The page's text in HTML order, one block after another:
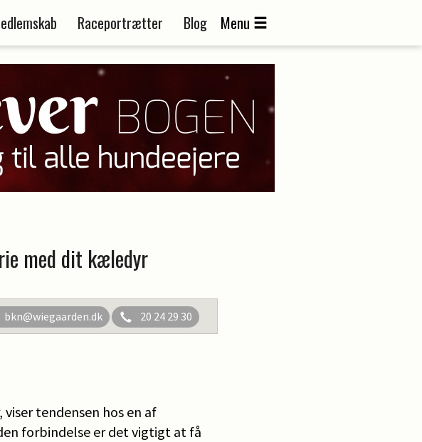
Raceportrætter Blog Menu
med dit kæledyr
bkn@wiegaarden.dk 20 24 29 30
tendensen hos en af
forbindelse er det vigtigt at få